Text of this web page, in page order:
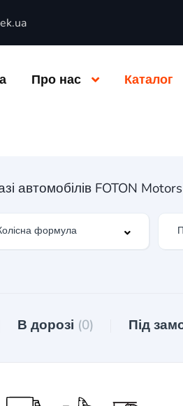
Про нас Каталог
автомобілів FOTON Motors
В дорозі (0) Під